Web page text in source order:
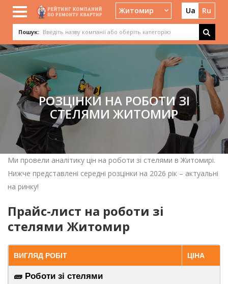
Житомир Ua Ru
Пошук:
РОЗЦІНКИ НА РОБОТИ ЗІ
СТЕЛЯМИ ЖИТОМИР
Ми провели аналітику цін на роботи зі стелями в Житомирі.
Нижче представлені середні розцінки на 2026 рік – актуальні
на ринку!
Прайс-лист на роботи зі
стелями Житомир
ВИГЛЯД РОБІТ ЦІНА
🧱 Роботи зі стелями